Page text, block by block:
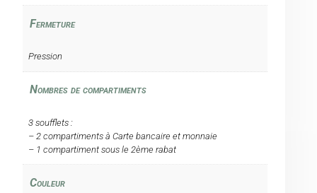
Fermeture
Pression
Nombres de compartiments
3 soufflets :
– 2 compartiments à Carte bancaire et monnaie
– 1 compartiment sous le 2ème rabat
Couleur